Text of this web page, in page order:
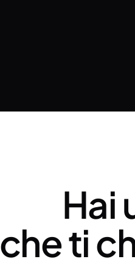
Hai
che ti